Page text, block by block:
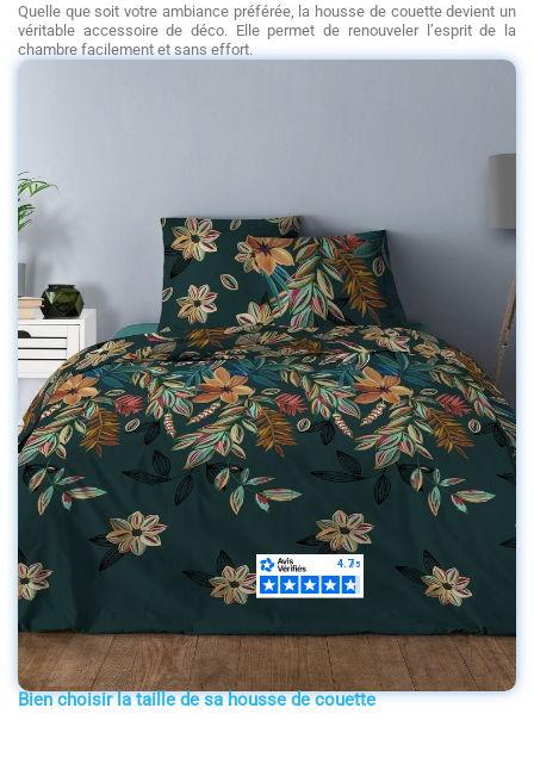
Quelle que soit votre ambiance préférée, la housse de couette devient un
véritable accessoire de déco. Elle permet de renouveler l’esprit de la
chambre facilement et sans effort.
Bien choisir la taille de sa housse de couette